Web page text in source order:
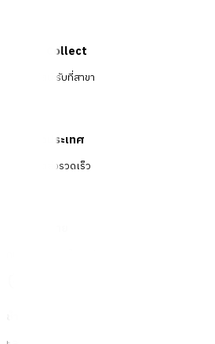
Click & Collect
สั่งออนไลน์ รับที่สาขา
จัดส่งทั่วประเทศ
บริการจัดส่งรวดเร็ว